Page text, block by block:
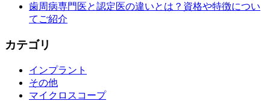
歯周病専門医と認定医の違いとは？資格や特徴につい
てご紹介
カテゴリ
インプラント
その他
マイクロスコープ